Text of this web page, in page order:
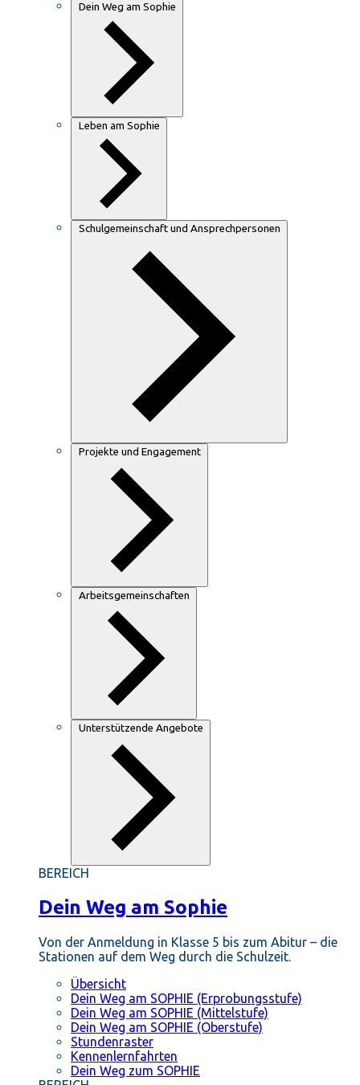
Dein Weg am Sophie
Leben am Sophie
Schulgemeinschaft und Ansprechpersonen
Projekte und Engagement
Arbeitsgemeinschaften
Unterstützende Angebote
BEREICH
Dein Weg am Sophie
Von der Anmeldung in Klasse 5 bis zum Abitur – die
Stationen auf dem Weg durch die Schulzeit.
Übersicht
Dein Weg am SOPHIE (Erprobungsstufe)
Dein Weg am SOPHIE (Mittelstufe)
Dein Weg am SOPHIE (Oberstufe)
Stundenraster
Kennenlernfahrten
Dein Weg zum SOPHIE